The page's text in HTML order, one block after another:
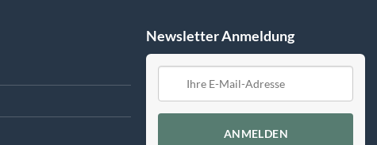
Newsletter Anmeldung
ANMELDEN